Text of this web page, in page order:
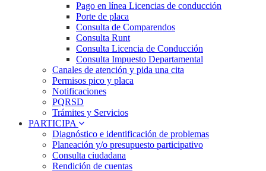
Pago en línea Licencias de conducción
Porte de placa
Consulta de Comparendos
Consulta Runt
Consulta Licencia de Conducción
Consulta Impuesto Departamental
Canales de atención y pida una cita
Permisos pico y placa
Notificaciones
PQRSD
Trámites y Servicios
PARTICIPA
Diagnóstico e identificación de problemas
Planeación y/o presupuesto participativo​
Consulta ciudadana
Rendición de cuentas